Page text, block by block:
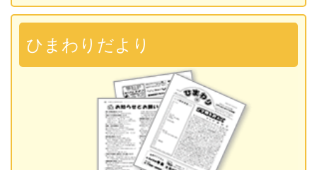
2026.09.28 運動会
準備説明会
ひまわりだより